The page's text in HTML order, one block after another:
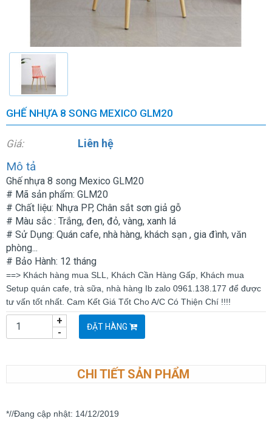
GHẾ NHỰA 8 SONG MEXICO GLM20
Giá: Liên hệ
Mô tả
Ghế nhựa 8 song Mexico GLM20
# Mã sản phẩm: GLM20
# Chất liệu: Nhựa PP, Chân sắt sơn giả gỗ
# Màu sắc : Trắng, đen, đỏ, vàng, xanh lá
# Sử Dụng: Quán cafe, nhà hàng, khách sạn , gia đình, văn
phòng...
# Bảo Hành: 12 tháng
==> Khách hàng mua SLL, Khách Cần Hàng Gấp, Khách mua
Setup quán cafe, trà sữa, nhà hàng Ib zalo 0961.138.177 để được
tư vấn tốt nhất. Cam Kết Giá Tốt Cho A/C Có Thiện Chí !!!!
-
+ ĐẶT HÀNG
CHI TIẾT SẢN PHẨM
*//Đang cập nhật: 14/12/2019